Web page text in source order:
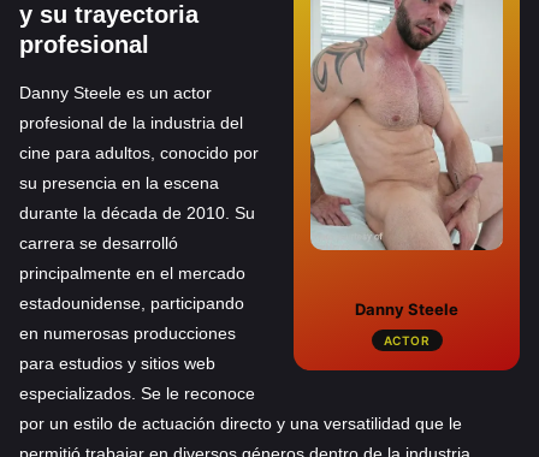
Danny Steele
ACTOR
y su trayectoria
profesional
Danny Steele es un actor
profesional de la industria del
cine para adultos, conocido por
su presencia en la escena
durante la década de 2010. Su
carrera se desarrolló
principalmente en el mercado
estadounidense, participando
en numerosas producciones
para estudios y sitios web
especializados. Se le reconoce
por un estilo de actuación directo y una versatilidad que le